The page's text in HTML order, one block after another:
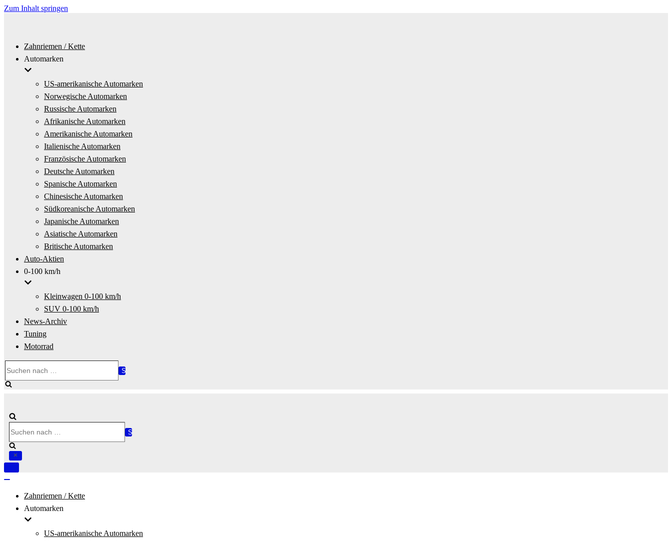
Zum Inhalt springen
Zahnriemen / Kette
Automarken
US-amerikanische Automarken
Norwegische Automarken
Russische Automarken
Afrikanische Automarken
Amerikanische Automarken
Italienische Automarken
Französische Automarken
Deutsche Automarken
Spanische Automarken
Chinesische Automarken
Südkoreanische Automarken
Japanische Automarken
Asiatische Automarken
Britische Automarken
Auto-Aktien
0-100 km/h
Kleinwagen 0-100 km/h
SUV 0-100 km/h
News-Archiv
Tuning
Motorrad
nach …
nach …
Navigation
Zahnriemen / Kette
Automarken
US-amerikanische Automarken